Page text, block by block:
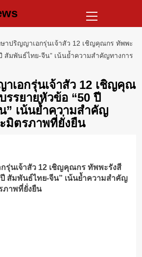
Menu
าปริญญาเอกรุ่นเจ้าสัว 12 เชิญคุณกร ทัพพะ
สัมพันธ์ไทย-จีน” เน้นย้ำความสำคัญทางการ
เอกรุ่นเจ้าสัว 12 เชิญคุณ
รรยายหัวข้อ “50 ปี
” เน้นย้ำความสำคัญ
มิตรภาพที่ยั่งยืน
รุ่นเจ้าสัว 12 เชิญคุณกร ทัพพะรังสี
สัมพันธ์ไทย-จีน” เน้นย้ำความสำคัญ
ภาพที่ยั่งยืน